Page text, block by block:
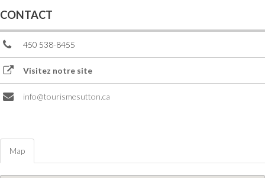
CONTACT
450 538-8455
Visitez notre site
info@tourismesutton.ca
Map